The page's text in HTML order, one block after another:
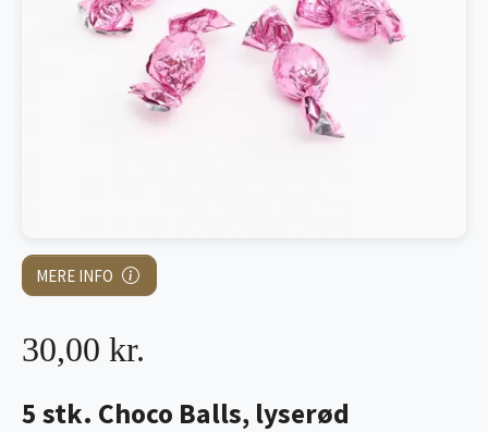
MERE INFO
5 stk. Choco Balls, lyserød
30,00 kr.